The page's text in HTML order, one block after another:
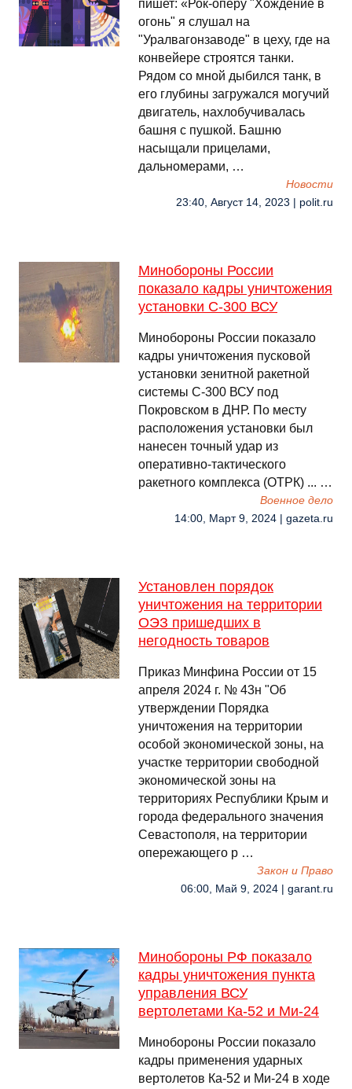
пишет: «Рок-оперу "Хождение в
огонь" я слушал на
"Уралвагонзаводе" в цеху, где на
конвейере строятся танки.
Рядом со мной дыбился танк, в
его глубины загружался могучий
двигатель, нахлобучивалась
башня с пушкой. Башню
насыщали прицелами,
дальномерами, …
Новости
23:40, Август 14, 2023 | polit.ru
Минобороны России
показало кадры уничтожения
установки С-300 ВСУ
Минобороны России показало
кадры уничтожения пусковой
установки зенитной ракетной
системы С-300 ВСУ под
Покровском в ДНР. По месту
расположения установки был
нанесен точный удар из
оперативно-тактического
ракетного комплекса (ОТРК) ... …
Военное дело
14:00, Март 9, 2024 | gazeta.ru
Установлен порядок
уничтожения на территории
ОЭЗ пришедших в
негодность товаров
Приказ Минфина России от 15
апреля 2024 г. № 43н "Об
утверждении Порядка
уничтожения на территории
особой экономической зоны, на
участке территории свободной
экономической зоны на
территориях Республики Крым и
города федерального значения
Севастополя, на территории
опережающего р …
Закон и Право
06:00, Май 9, 2024 | garant.ru
Минобороны РФ показало
кадры уничтожения пункта
управления ВСУ
вертолетами Ка-52 и Ми-24
Минобороны России показало
кадры применения ударных
вертолетов Ка-52 и Ми-24 в ходе